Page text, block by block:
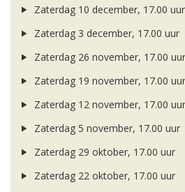
Zaterdag 10 december, 17.00 uur
Zaterdag 3 december, 17.00 uur
Zaterdag 26 november, 17.00 uur
Zaterdag 19 november, 17.00 uur
Zaterdag 12 november, 17.00 uur
Zaterdag 5 november, 17.00 uur
Zaterdag 29 oktober, 17.00 uur
Zaterdag 22 oktober, 17.00 uur